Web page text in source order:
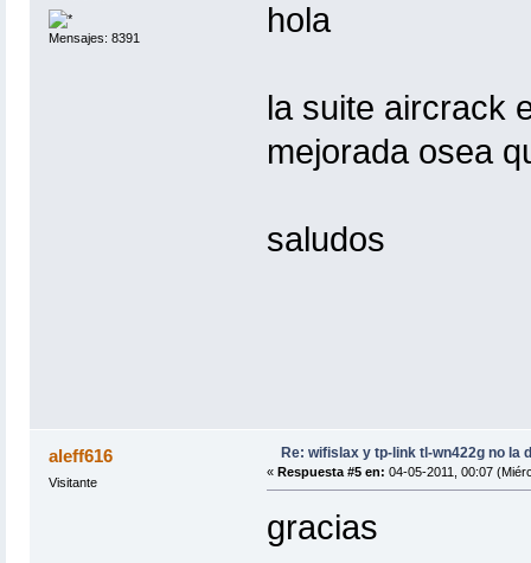
Mensajes: 8391 hola
la suite aircrack
mejorada osea
saludos
aleff616
Visitante
Re: wifislax y tp-link tl-wn422g no la
« Respuesta #5 en: 04-05-2011, 00:07
gracias